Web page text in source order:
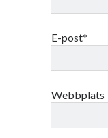
E-post*
Webbplats